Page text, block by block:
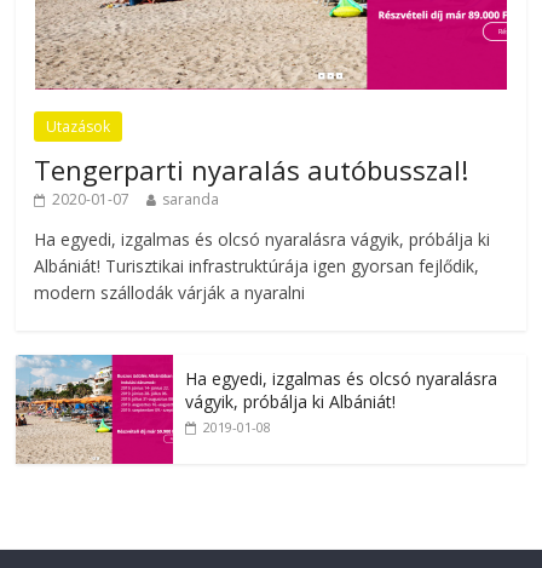
Utazások
Tengerparti nyaralás autóbusszal!
2020-01-07 saranda
Ha egyedi, izgalmas és olcsó nyaralásra vágyik, próbálja ki
Albániát! Turisztikai infrastruktúrája igen gyorsan fejlődik,
modern szállodák várják a nyaralni
Ha egyedi, izgalmas és olcsó nyaralásra
vágyik, próbálja ki Albániát!
2019-01-08